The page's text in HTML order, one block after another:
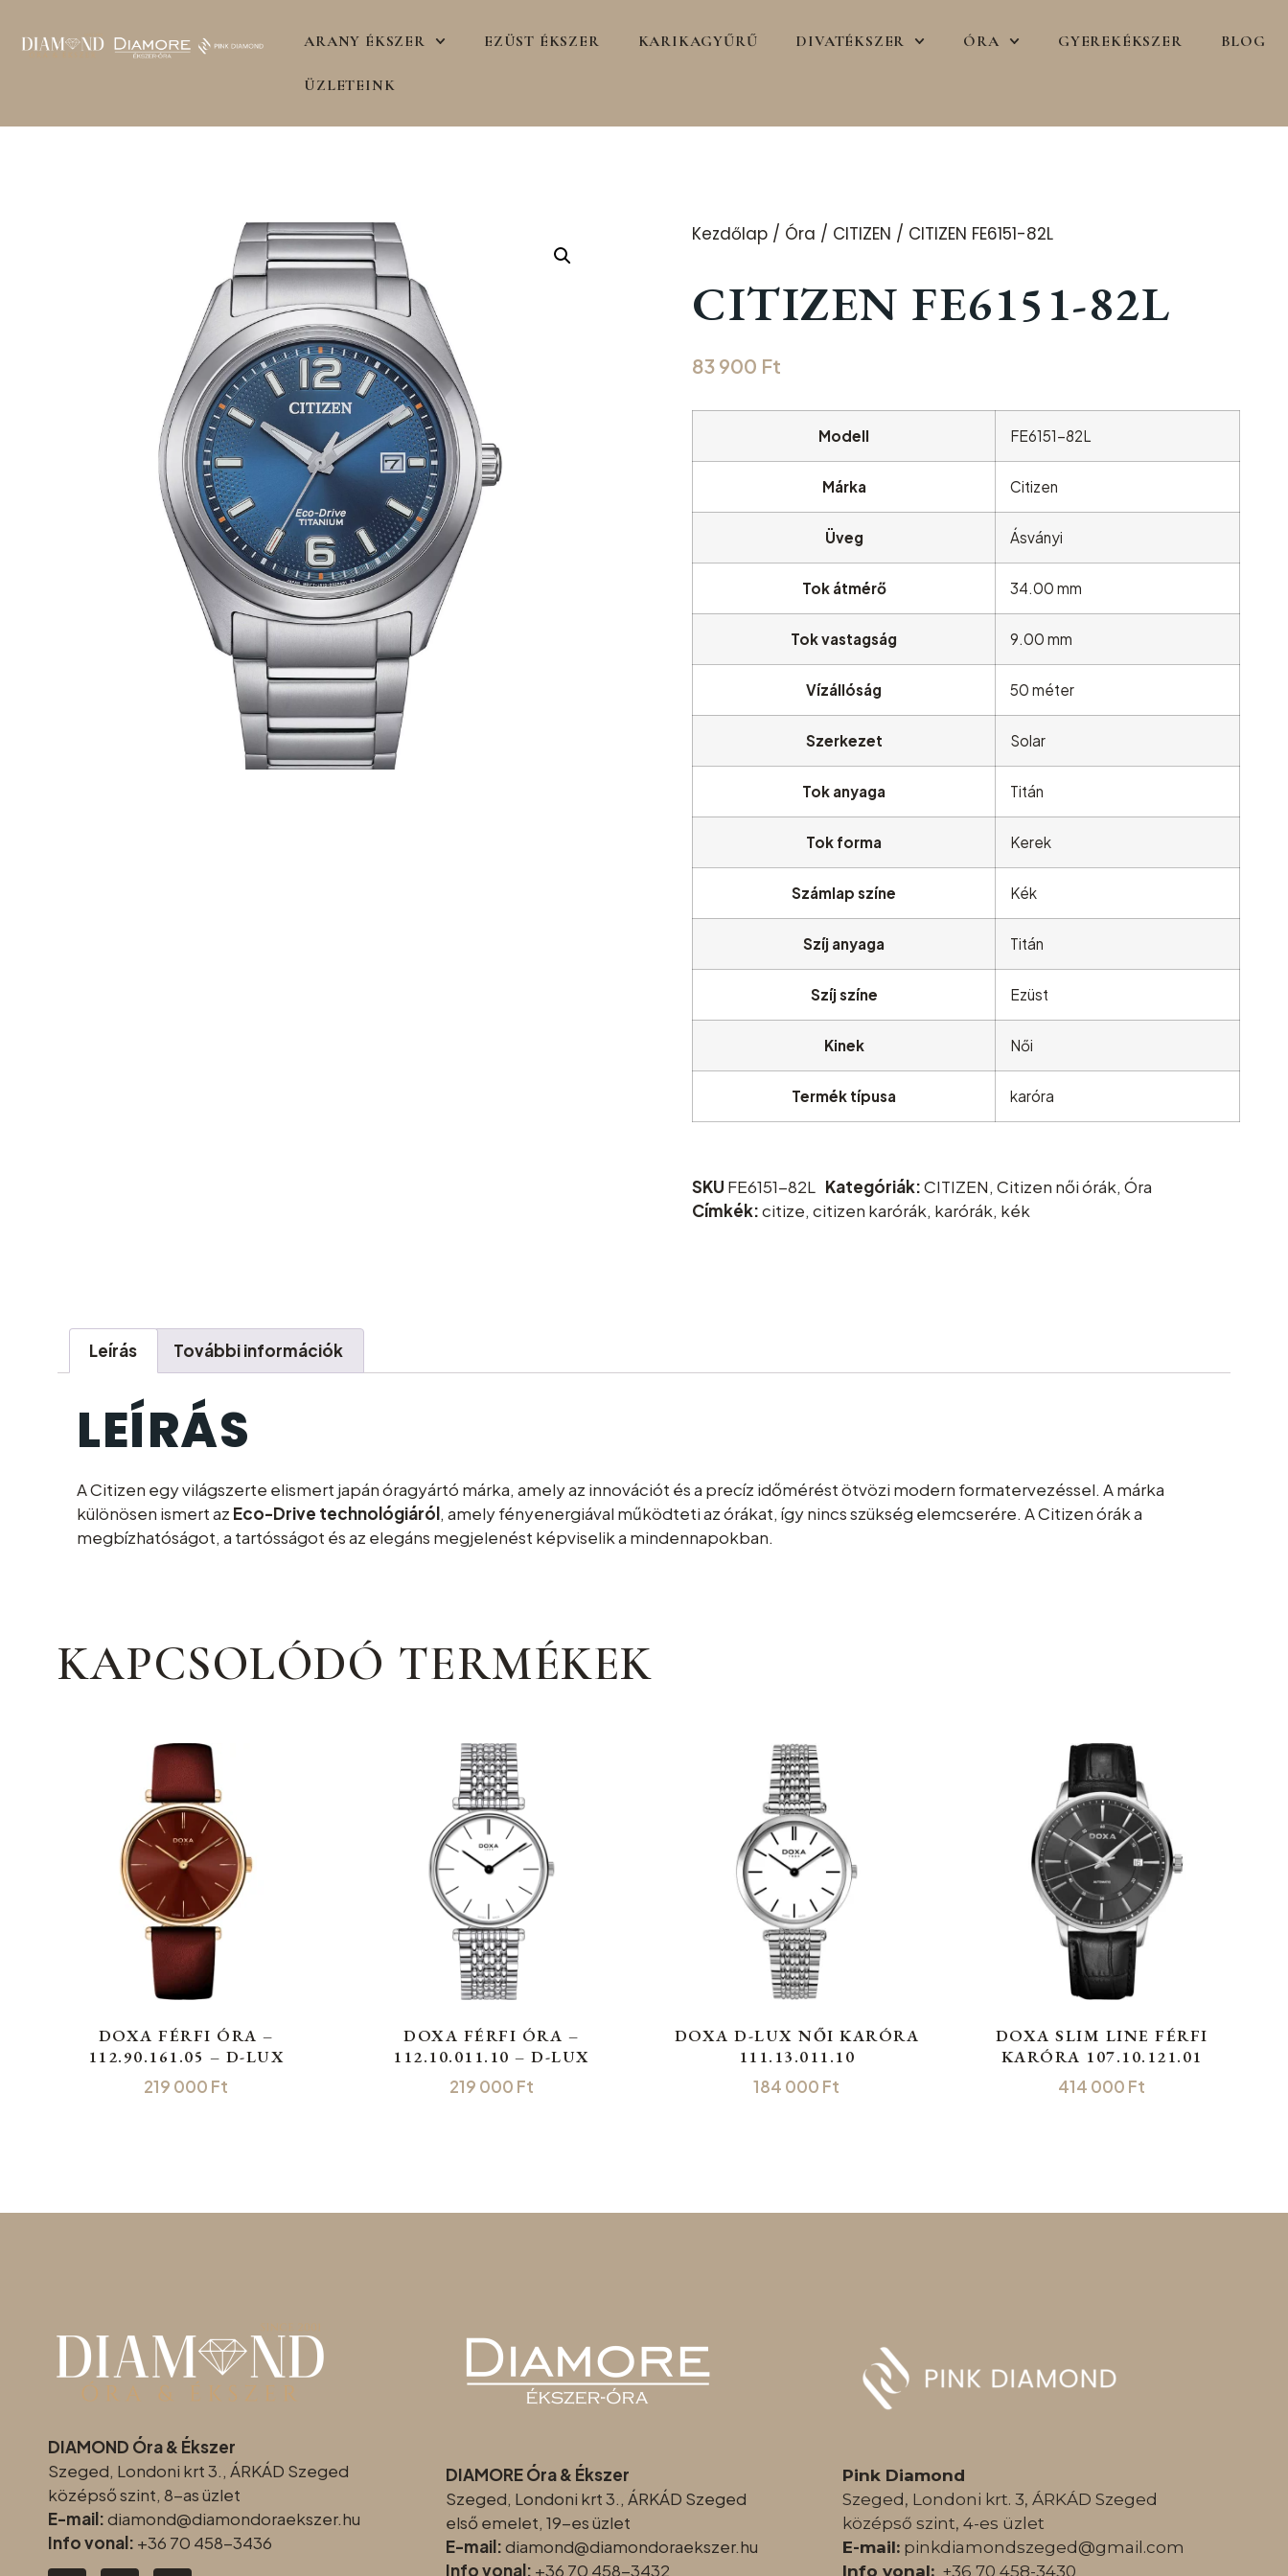
ARANY ÉKSZER EZÜST ÉKSZER KARIKAGYŰRŰ DIVATÉKSZER ÓRA GYEREKÉKSZER BLOG
ÜZLETEINK
Kezdőlap / Óra / CITIZEN / CITIZEN FE6151-82L
CITIZEN FE6151-82L
83 900 Ft
Modell FE6151-82L
Márka Citizen
Üveg Ásványi
Tok átmérő 34.00 mm
Tok vastagság 9.00 mm
Vízállóság 50 méter
Szerkezet Solar
Tok anyaga Titán
Tok forma Kerek
Számlap színe Kék
Szíj anyaga Titán
Szíj színe Ezüst
Kinek Női
Termék típusa karóra
SKU FE6151-82L Kategóriák:CITIZEN, Citizen női órák, Óra
Címkék:citize, citizen karórák, karórák, kék
Leírás További információk
LEÍRÁS
ACitizen egy világszerte elismert japán óragyártó márka, amely az innovációt és a precíz időmérést ötvözi modern formatervezéssel. A márka
különösen ismert az Eco-Drive technológiáról, amely fényenergiával működteti az órákat, így nincs szükség elemcserére. A Citizen órák a
megbízhatóságot, a tartósságot és az elegáns megjelenést képviselik a mindennapokban.
KAPCSOLÓDÓ TERMÉKEK
DOXA FÉRFI ÓRA –
112.90.161.05 – D-LUX
219 000 Ft
DOXA FÉRFI ÓRA –
112.10.011.10 – D-LUX
219 000 Ft
DOXA D-LUX NŐI KARÓRA
111.13.011.10
184 000 Ft
DOXA SLIM LINE FÉRFI
KARÓRA 107.10.121.01
414 000 Ft
DIAMOND Óra & Ékszer
Szeged, Londoni krt 3., ÁRKÁD Szeged
középső szint, 8-as üzlet
E-mail:diamond@diamondoraekszer.hu
Info vonal: +36 70 458-3436
DIAMORE Óra & Ékszer
Szeged, Londoni krt 3., ÁRKÁD Szeged
első emelet, 19-es üzlet
E-mail:diamond@diamondoraekszer.hu
Info vonal: +36 70 458-3432
Pink Diamond
Szeged, Londoni krt. 3, ÁRKÁD Szeged
középső szint, 4-es üzlet
E-mail: pinkdiamondszeged@gmail.com
Info vonal: +36 70 458-3430